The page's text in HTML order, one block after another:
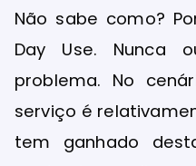
Não sabe como?
Day Use. Nunca
problema. No
serviço é
tem ganhado